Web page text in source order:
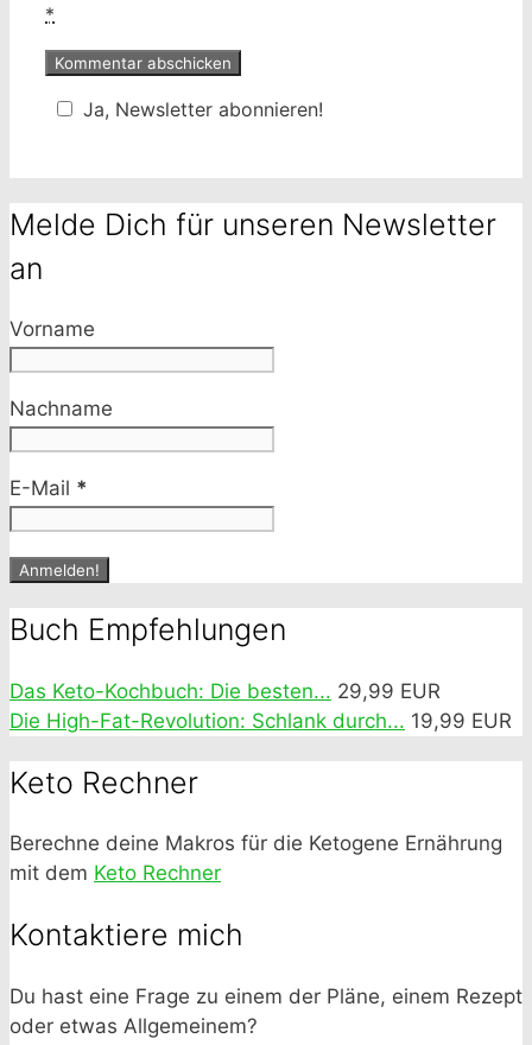
*
Ja, Newsletter abonnieren!
Melde Dich für unseren Newsletter
an
Vorname
Nachname
E-Mail *
Buch Empfehlungen
Das Keto-Kochbuch: Die besten... 29,99 EUR
Die High-Fat-Revolution: Schlank durch... 19,99 EUR
Keto Rechner
Berechne deine Makros für die Ketogene Ernährung
mit dem Keto Rechner
Kontaktiere mich
Du hast eine Frage zu einem der Pläne, einem Rezept
oder etwas Allgemeinem?